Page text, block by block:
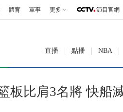
體育 軍事 更多 節目官網
直播 點播 NBA
板比肩3名將 快船